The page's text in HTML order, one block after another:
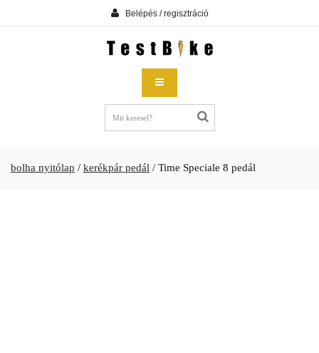
Belépés / regisztráció
bolha nyitólap / kerékpár pedál / Time Speciale 8 pedál